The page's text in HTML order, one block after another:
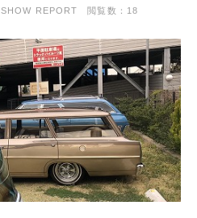
REPORT 閲覧数：18